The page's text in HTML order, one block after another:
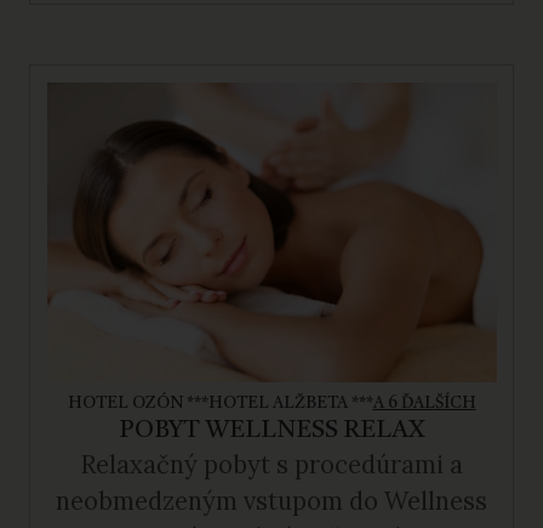
HOTEL OZÓN ***HOTEL ALŽBETA ***A 6 ĎALŠÍCH
POBYT WELLNESS RELAX
Relaxačný pobyt s procedúrami a
neobmedzeným vstupom do Wellness